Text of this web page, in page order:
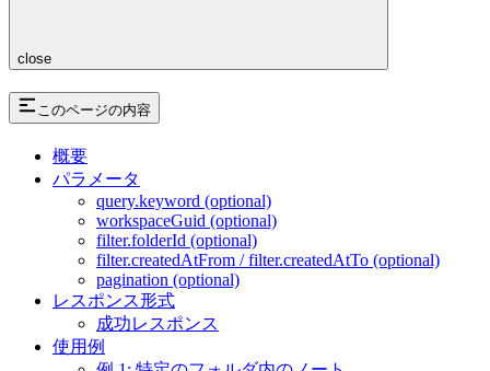
close
このページの内容
概要
パラメータ
query.keyword (optional)
workspaceGuid (optional)
filter.folderId (optional)
filter.createdAtFrom / filter.createdAtTo (optional)
pagination (optional)
レスポンス形式
成功レスポンス
使用例